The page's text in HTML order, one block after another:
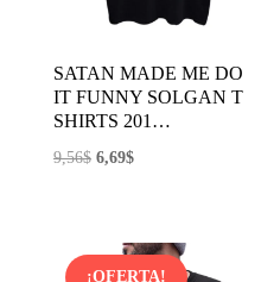
SATAN MADE ME DO
IT FUNNY SOLGAN T
SHIRTS 201…
9,56$ El
6,69$El
es:
¡OFERTA!